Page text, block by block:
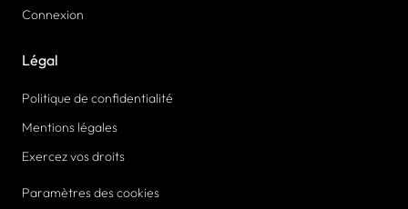
Connexion
Légal
Politique de confidentialité
Mentions légales
Exercez vos droits
Paramètres des cookies